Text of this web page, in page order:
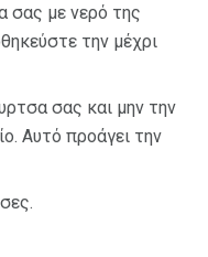
σας με νερό της
την μέχρι
σας και μην την
Αυτό προάγει την